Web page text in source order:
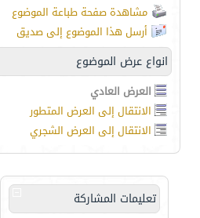
مشاهدة صفحة طباعة الموضوع
أرسل هذا الموضوع إلى صديق
انواع عرض الموضوع
العرض العادي
الانتقال إلى العرض المتطور
الانتقال إلى العرض الشجري
تعليمات المشاركة